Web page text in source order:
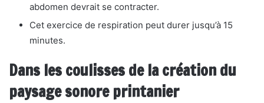
abdomen devrait se contracter.
Cet exercice de respiration peut durer jusqu’à 15
minutes.
Dans les coulisses de la création du
paysage sonore printanier